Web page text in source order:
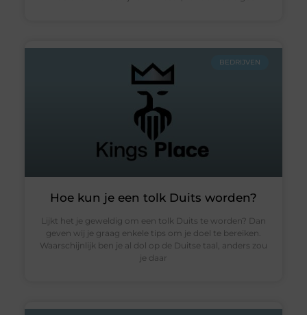
BEDRIJVEN
Hoe kun je een tolk Duits worden?
Lijkt het je geweldig om een tolk Duits te worden? Dan
geven wij je graag enkele tips om je doel te bereiken.
Waarschijnlijk ben je al dol op de Duitse taal, anders zou
je daar